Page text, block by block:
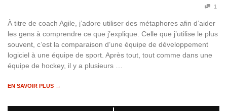
1
À titre de coach Agile, j’adore utiliser des métaphores afin d’aider
les gens à comprendre ce que j’explique. Celle que j’utilise le plus
souvent, c’est la comparaison d’une équipe de développement
logiciel à une équipe de sport. Après tout, tout comme dans une
équipe de hockey, il y a plusieurs …
EN SAVOIR PLUS →